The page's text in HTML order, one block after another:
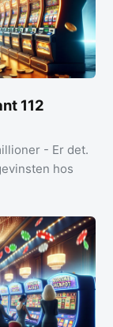
112
- Er det.
hos